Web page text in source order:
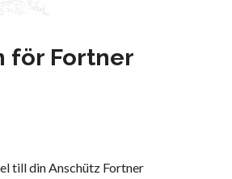
för Fortner
till din Anschütz Fortner